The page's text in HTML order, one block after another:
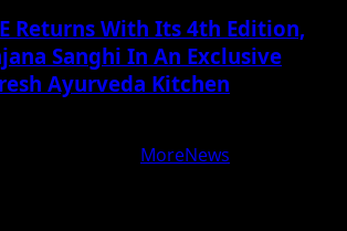
Returns With Its 4th Edition,
Sanghi In An Exclusive
Ayurveda Kitchen
MoreNews